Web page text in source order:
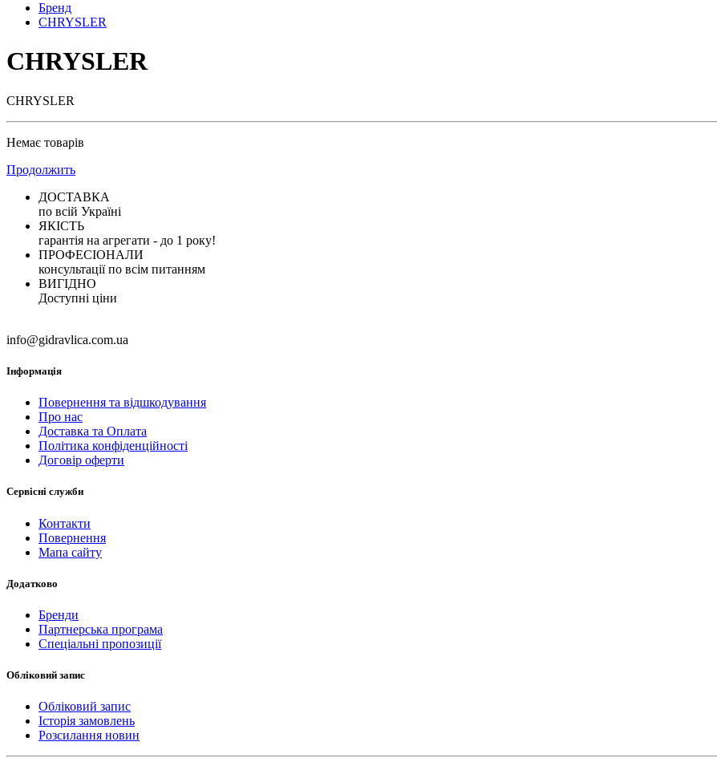
Бренд
CHRYSLER
CHRYSLER
CHRYSLER
Немає товарів
Продолжить
ДОСТАВКА
по всій Україні
ЯКІСТЬ
гарантія на агрегати - до 1 року!
ПРОФЕСІОНАЛИ
консультації по всім питанням
ВИГІДНО
Доступні ціни
info@gidravlica.com.ua
Інформація
Повернення та відшкодування
Про нас
Доставка та Оплата
Політика конфіденційності
Договір оферти
Сервісні служби
Контакти
Повернення
Мапа сайту
Додатково
Бренди
Партнерська програма
Спеціальні пропозиції
Обліковий запис
Обліковий запис
Історія замовлень
Розсилання новин